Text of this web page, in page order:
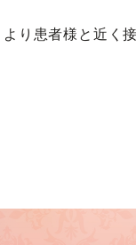
り患者様と近く